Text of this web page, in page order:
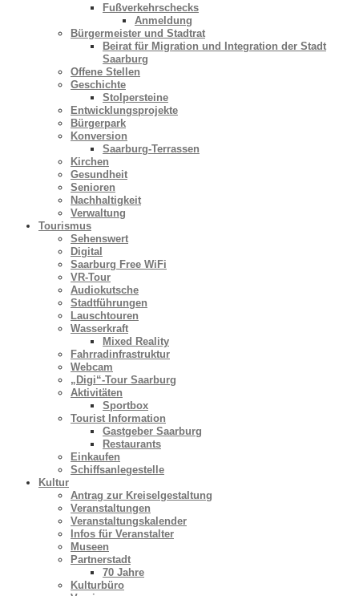
Fußverkehrschecks
Anmeldung
Bürgermeister und Stadtrat
Beirat für Migration und Integration der Stadt
Saarburg
Offene Stellen
Geschichte
Stolpersteine
Entwicklungsprojekte
Bürgerpark
Konversion
Saarburg-Terrassen
Kirchen
Gesundheit
Senioren
Nachhaltigkeit
Verwaltung
Tourismus
Sehenswert
Digital
Saarburg Free WiFi
VR-Tour
Audiokutsche
Stadtführungen
Lauschtouren
Wasserkraft
Mixed Reality
Fahrradinfrastruktur
Webcam
„Digi“-Tour Saarburg
Aktivitäten
Sportbox
Tourist Information
Gastgeber Saarburg
Restaurants
Einkaufen
Schiffsanlegestelle
Kultur
Antrag zur Kreiselgestaltung
Veranstaltungen
Veranstaltungskalender
Infos für Veranstalter
Museen
Partnerstadt
70 Jahre
Kulturbüro